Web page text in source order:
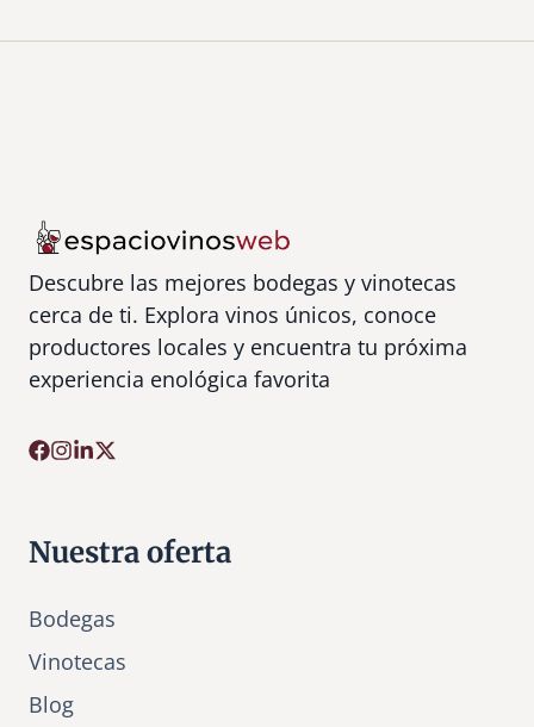
Descubre las mejores bodegas y vinotecas
cerca de ti. Explora vinos únicos, conoce
productores locales y encuentra tu próxima
experiencia enológica favorita
Nuestra oferta
Bodegas
Vinotecas
Blog